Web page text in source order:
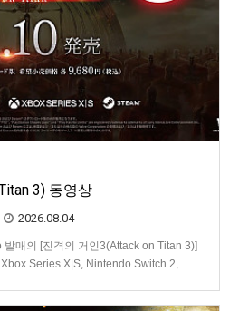
3) 동영상
2026.08.04
매의 [진격의 거인3(Attack on Titan 3)]
Series X|S, Nintendo Switch 2,